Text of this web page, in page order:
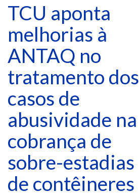
TCU aponta
melhorias à
ANTAQ no
tratamento dos
casos de
abusividade na
cobrança de
sobre-estadias
de contêineres